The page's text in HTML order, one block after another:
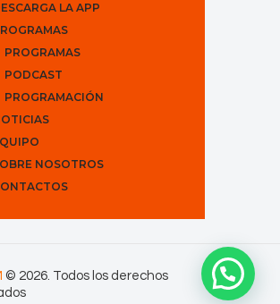
LA APP
PROGRAMAS
PODCAST
PROGRAMACIÓN
NOSOTROS
© 2026. Todos los derechos